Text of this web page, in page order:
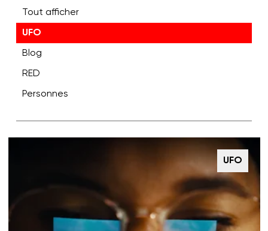
Tout afficher
UFO
Blog
RED
Personnes
UFO